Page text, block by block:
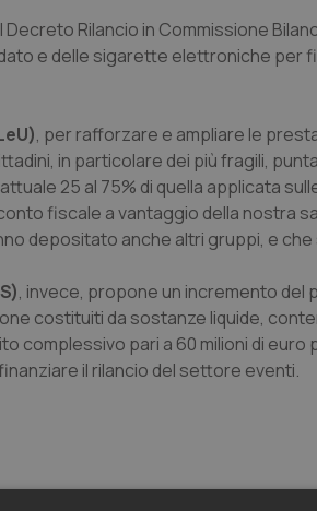
Rilancio in Commissione
e delle sigarette elettroniche per
, per rafforzare e ampliare le
in particolare dei più fragili,
25 al 75% di quella applicata
fiscale a vantaggio della nostra
depositato anche altri gruppi, e
, invece, propone un incremento
costituiti da sostanze liquide,
pari a 60 milioni di euro
il rilancio del settore eventi.